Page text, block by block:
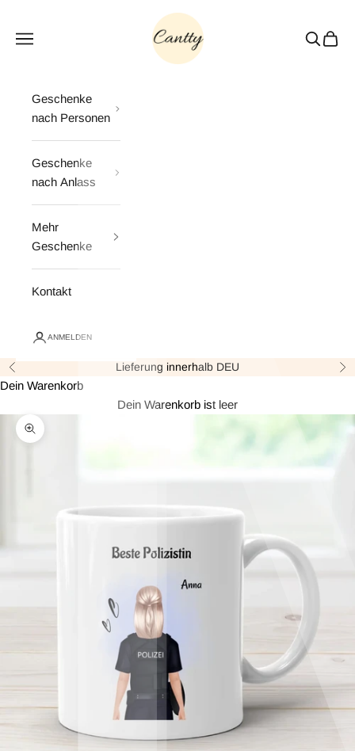
Cantty
Menü
Suchen
Geschenke
nach Personen
Geschenke
nach Anlass
Mehr
Geschenke
Kontakt
ANMELDEN
Zurück Lieferung innerhalb DEU Vor
Dein Warenkorb
Dein Warenkorb ist leer
Bild vergrößern